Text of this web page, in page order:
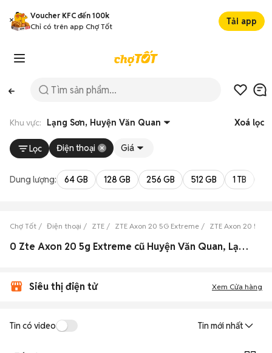
Voucher KFC đến 100k
Chỉ có trên app Chợ Tốt
Tải app
Khu vực: Lạng Sơn, Huyện Văn Quan Xoá lọc
Lọc Điện thoại Giá
Dung lượng: 64 GB 128 GB 256 GB 512 GB 1 TB
Chợ Tốt Điện thoại ZTE ZTE Axon 20 5G Extreme ZTE Axon 20 5G
0 Zte Axon 20 5g Extreme cũ Huyện Văn Quan, Lạng Sơn đẹp
Siêu thị điện tử Xem Cửa hàng
Tin có video Tin mới nhất